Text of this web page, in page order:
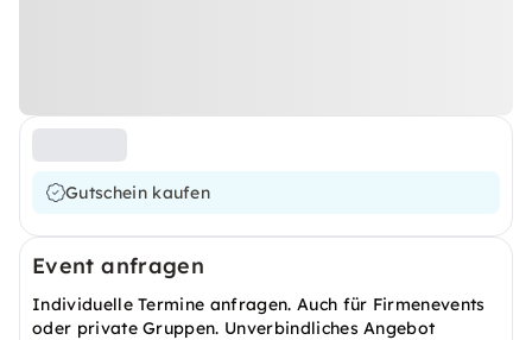
Gutschein kaufen
Event anfragen
Individuelle Termine anfragen. Auch für Firmenevents
oder private Gruppen. Unverbindliches Angebot